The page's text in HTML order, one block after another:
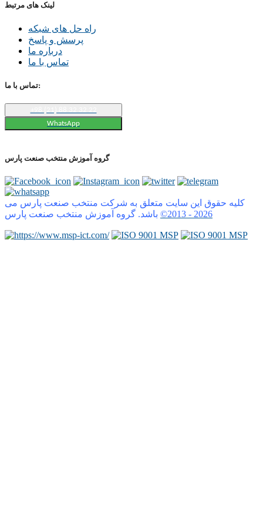
لینک های مرتبط
راه حل های شبکه
پرسش و پاسخ
درباره ما
تماس با ما
تماس با ما:
WhatsApp
گروه آموزش منتخب صنعت پارس
کلیه حقوق این سایت متعلق به شرکت منتخب صنعت پارس می
©2013 - 2026